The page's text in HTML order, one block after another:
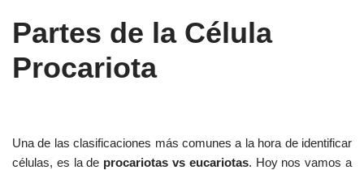
Partes de la Célula
Procariota
Una de las clasificaciones más comunes a la hora de identificar
células, es la de procariotas vs eucariotas. Hoy nos vamos a